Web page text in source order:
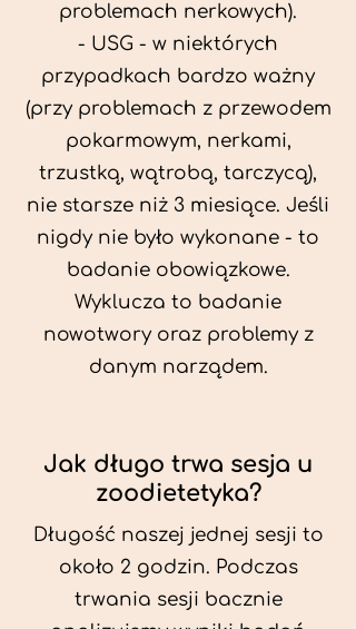
problemach nerkowych).
- USG - w niektórych
przypadkach bardzo ważny
(przy problemach z przewodem
pokarmowym, nerkami,
trzustką, wątrobą, tarczycą),
nie starsze niż 3 miesiące. Jeśli
nigdy nie było wykonane - to
badanie obowiązkowe.
Wyklucza to badanie
nowotwory oraz problemy z
danym narządem.
Jak długo trwa sesja u
zoodietetyka?
Długość naszej jednej sesji to
około 2 godzin. Podczas
trwania sesji bacznie